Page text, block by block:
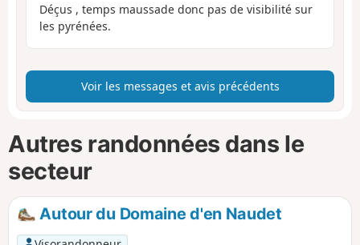
Déçus , temps maussade donc pas de visibilité sur
les pyrénées.
Voir les messages et avis précédents
Autres randonnées dans le
secteur
Autour du Domaine d'en Naudet